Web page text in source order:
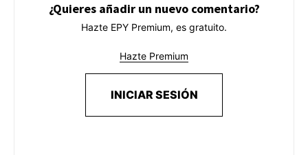
¿Quieres añadir un nuevo comentario?
Hazte EPY Premium, es gratuito.
Hazte Premium
INICIAR SESIÓN